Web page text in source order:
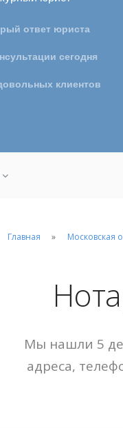
Главная Московская
Мы нашли 5
адреса,